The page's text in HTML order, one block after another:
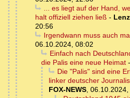
... es liegt auf der Hand,
halt offiziell ziehen ließ -
20:56
Irgendwann muss auch
06.10.2024, 08:02
Einfach nach
die Palis eine neue Heimat -
Die "Palis" sind eine
linker deutscher
FOX-NEWS,